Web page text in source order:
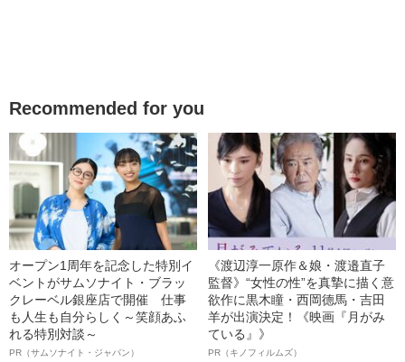
Recommended for you
オープン1周年を記念した特別イ
ベントがサムソナイト・ブラッ
クレーベル銀座店で開催 仕事
も人生も自分らしく～笑顔あふ
れる特別対談～
PR（サムソナイト・ジャパン）
《渡辺淳一原作＆娘・渡邉直子
監督》“女性の性”を真摯に描く意
欲作に黒木瞳・西岡德馬・吉田
羊が出演決定！《映画『月がみ
ている』》
PR（キノフィルムズ）